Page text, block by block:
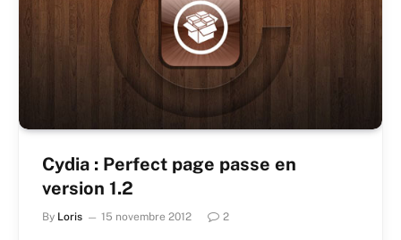
Cydia : Perfect page passe en
version 1.2
By Loris 15 novembre 2012 2